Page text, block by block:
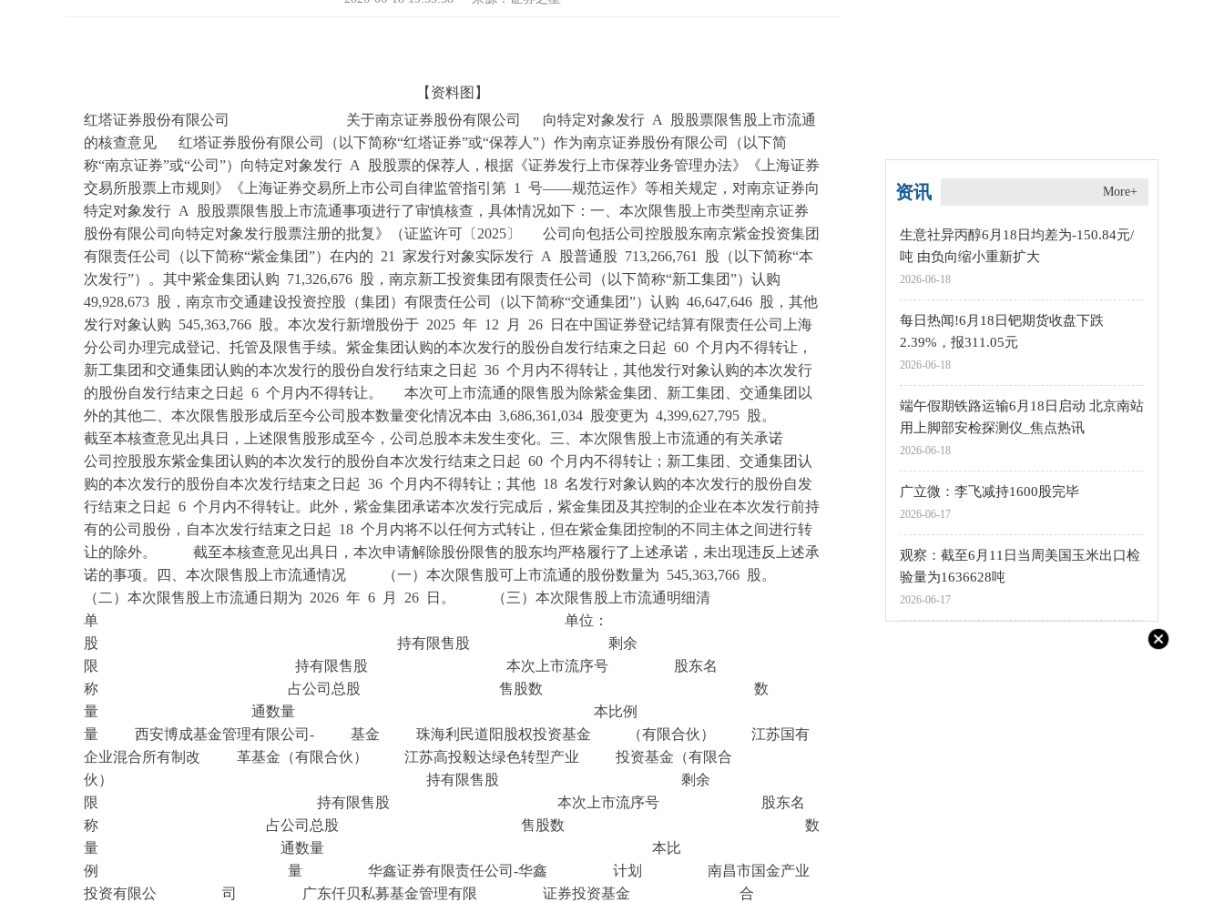
【资料图】
红塔证券股份有限公司 关于南京证券股份有限公司 向特定对象发行 A 股股票限售股上市流通
的核查意见 红塔证券股份有限公司（以下简称“红塔证券”或“保荐人”）作为南京证券股份有限公司（以下简
称“南京证券”或“公司”）向特定对象发行 A 股股票的保荐人，根据《证券发行上市保荐业务管理办法》《上海证券
交易所股票上市规则》《上海证券交易所上市公司自律监管指引第 1 号——规范运作》等相关规定，对南京证券向
特定对象发行 A 股股票限售股上市流通事项进行了审慎核查，具体情况如下：一、本次限售股上市类型南京证券
股份有限公司向特定对象发行股票注册的批复》（证监许可〔2025〕 公司向包括公司控股股东南京紫金投资集团
有限责任公司（以下简称“紫金集团”）在内的 21 家发行对象实际发行 A 股普通股 713,266,761 股（以下简称“本
次发行”）。其中紫金集团认购 71,326,676 股，南京新工投资集团有限责任公司（以下简称“新工集团”）认购
49,928,673 股，南京市交通建设投资控股（集团）有限责任公司（以下简称“交通集团”）认购 46,647,646 股，其他
发行对象认购 545,363,766 股。本次发行新增股份于 2025 年 12 月 26 日在中国证券登记结算有限责任公司上海
分公司办理完成登记、托管及限售手续。紫金集团认购的本次发行的股份自发行结束之日起 60 个月内不得转让，
新工集团和交通集团认购的本次发行的股份自发行结束之日起 36 个月内不得转让，其他发行对象认购的本次发行
的股份自发行结束之日起 6 个月内不得转让。 本次可上市流通的限售股为除紫金集团、新工集团、交通集团以
外的其他二、本次限售股形成后至今公司股本数量变化情况本由 3,686,361,034 股变更为 4,399,627,795 股。
截至本核查意见出具日，上述限售股形成至今，公司总股本未发生变化。三、本次限售股上市流通的有关承诺
公司控股股东紫金集团认购的本次发行的股份自本次发行结束之日起 60 个月内不得转让；新工集团、交通集团认
购的本次发行的股份自本次发行结束之日起 36 个月内不得转让；其他 18 名发行对象认购的本次发行的股份自发
行结束之日起 6 个月内不得转让。此外，紫金集团承诺本次发行完成后，紫金集团及其控制的企业在本次发行前持
有的公司股份，自本次发行结束之日起 18 个月内将不以任何方式转让，但在紫金集团控制的不同主体之间进行转
让的除外。 截至本核查意见出具日，本次申请解除股份限售的股东均严格履行了上述承诺，未出现违反上述承
诺的事项。四、本次限售股上市流通情况 （一）本次限售股可上市流通的股份数量为 545,363,766 股。
（二）本次限售股上市流通日期为 2026 年 6 月 26 日。 （三）本次限售股上市流通明细清
单 单位：
股 持有限售股 剩余
限 持有限售股 本次上市流序号 股东名
称 占公司总股 售股数 数
量 通数量 本比例
量 西安博成基金管理有限公司- 基金 珠海利民道阳股权投资基金 （有限合伙） 江苏国有
企业混合所有制改 革基金（有限合伙） 江苏高投毅达绿色转型产业 投资基金（有限合
伙） 持有限售股 剩余
限 持有限售股 本次上市流序号 股东名
称 占公司总股 售股数 数
量 通数量 本比
例 量 华鑫证券有限责任公司-华鑫 计划 南昌市国金产业
投资有限公 司 广东仟贝私募基金管理有限 证券投资基金 合
资讯 More+
生意社异丙醇6月18日均差为-150.84元/
吨 由负向缩小重新扩大
2026-06-18
每日热闻!6月18日钯期货收盘下跌
2.39%，报311.05元
2026-06-18
端午假期铁路运输6月18日启动 北京南站
用上脚部安检探测仪_焦点热讯
2026-06-18
广立微：李飞减持1600股完毕
2026-06-17
观察：截至6月11日当周美国玉米出口检
验量为1636628吨
2026-06-17